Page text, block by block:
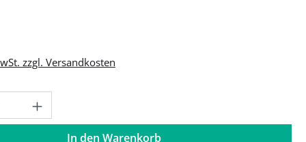
zzgl. Versandkosten
Anzahl: Gib den gewünschten Wert
In den Warenkorb